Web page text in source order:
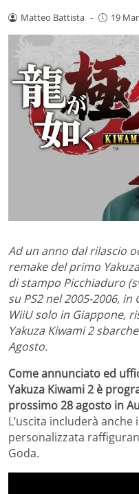
Matteo Battista - 19
Ad un anno dal rilascio
remake del primo
di stampo Picchiaduro
su PS2 nel 2005-2006,
WiiU solo in Giappone,
Yakuza Kiwami 2
Agosto.
Come annunciato ed
Yakuza Kiwami 2 è
prossimo 28 agosto in
L’uscita includerà
personalizzata
Goda.